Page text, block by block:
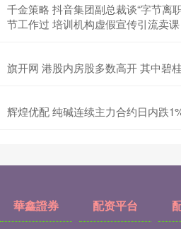
千金策略 抖音集团副总裁谈“字节离
节工作过 培训机构虚假宣传引流卖课
旗开网 港股内房股多数高开 其中碧
辉煌优配 纯碱连续主力合约日内跌
華鑫證券 配资平台